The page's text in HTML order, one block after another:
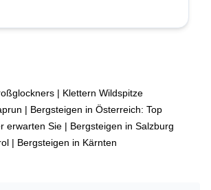
| Klettern Wildspitze
| Bergsteigen in Österreich: Top
erwarten Sie | Bergsteigen in Salzburg
| Bergsteigen in Kärnten